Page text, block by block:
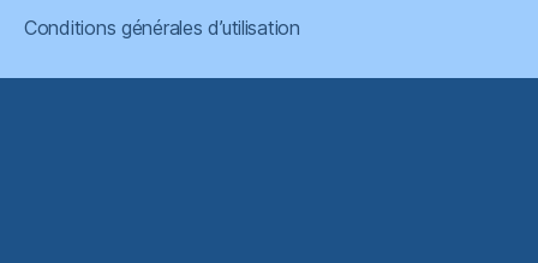
Conditions générales d’utilisation